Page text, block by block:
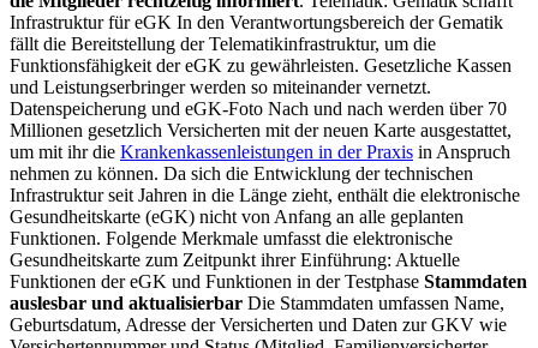
Infrastruktur für eGK In den Verantwortungsbereich der Gematik
fällt die Bereitstellung der Telematikinfrastruktur, um die
Funktionsfähigkeit der eGK zu gewährleisten. Gesetzliche Kassen
und Leistungserbringer werden so miteinander vernetzt.
Datenspeicherung und eGK-Foto Nach und nach werden über 70
Millionen gesetzlich Versicherten mit der neuen Karte ausgestattet,
um mit ihr die Krankenkassenleistungen in der Praxis in Anspruch
nehmen zu können. Da sich die Entwicklung der technischen
Infrastruktur seit Jahren in die Länge zieht, enthält die elektronische
Gesundheitskarte (eGK) nicht von Anfang an alle geplanten
Funktionen. Folgende Merkmale umfasst die elektronische
Gesundheitskarte zum Zeitpunkt ihrer Einführung: Aktuelle
Funktionen der eGK und Funktionen in der Testphase Stammdaten
auslesbar und aktualisierbar Die Stammdaten umfassen Name,
Geburtsdatum, Adresse der Versicherten und Daten zur GKV wie